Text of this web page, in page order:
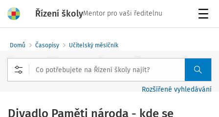
Řízení školyMentor pro vaši ředitelnu
Domů Časopisy Učitelský měsíčník
Rozšířené vyhledávání
Divadlo Paměti národa - kde se